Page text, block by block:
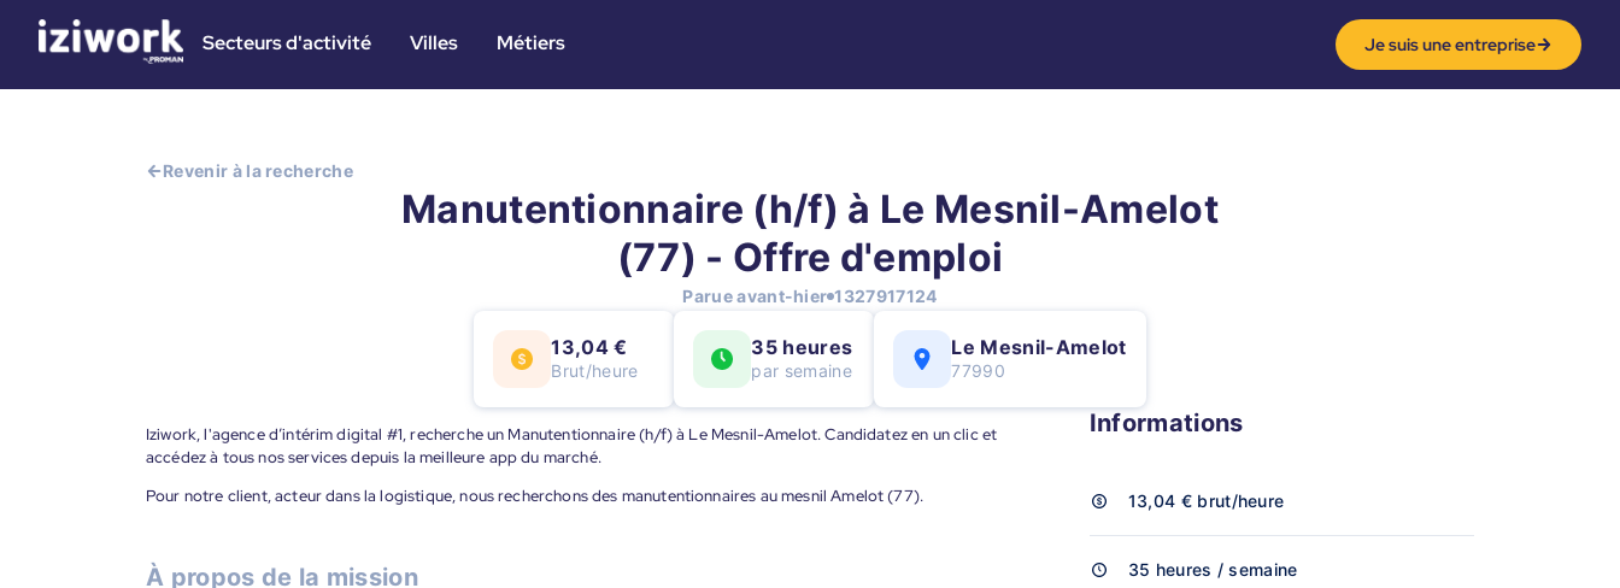
Secteurs d'activité Villes Métiers Je suis une entreprise
Revenir à la recherche
Manutentionnaire (h/f) à Le Mesnil-Amelot
(77) - Offre d'emploi
Parue avant-hier 1327917124
13,04 €
Brut/heure
35 heures
par semaine
Le Mesnil-Amelot
77990
Iziwork, l'agence d’intérim digital #1, recherche un Manutentionnaire (h/f) à Le Mesnil-Amelot. Candidatez en un clic et
accédez à tous nos services depuis la meilleure app du marché.
Pour notre client, acteur dans la logistique, nous recherchons des manutentionnaires au mesnil Amelot (77).
À propos de la mission
Informations
13,04 € brut/heure
35 heures / semaine